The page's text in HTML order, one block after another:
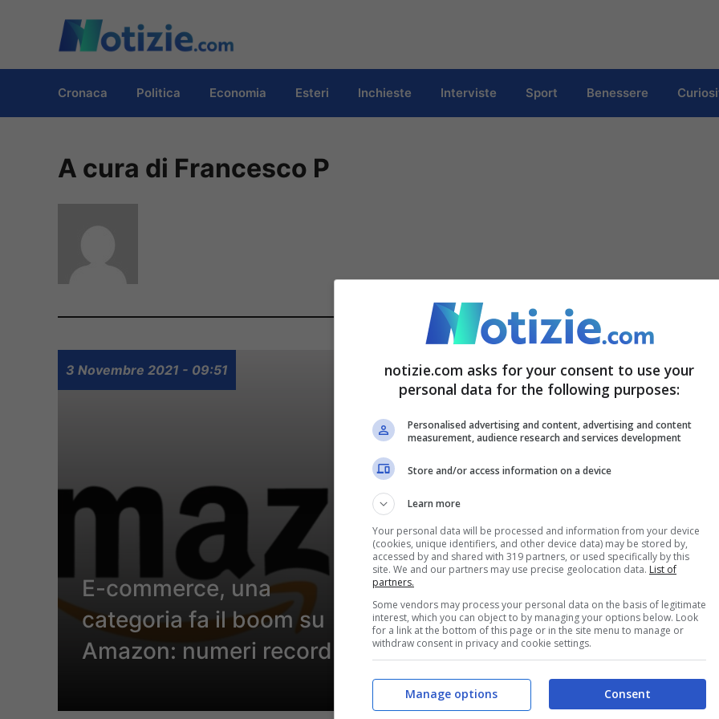
contenuto
Cronaca Politica Economia Esteri Inchieste Interviste Sport Benessere
A cura di Francesco P
3 Novembre 2021 - 09:51
E-commerce, una
categoria fa il boom su
Amazon: numeri record
3 Novembre 2021 - 09:11
“Ho il cuore spezzato”:
Céline Dion sta male e
annuncia lo stop
notizie.com asks for your consent to use your
personal data for the following purposes:
Personalised advertising and content, advertising and content
measurement, audience research and services development
Store and/or access information on a device
Learn more
Your personal data will be processed and information from your device
(cookies, unique identifiers, and other device data) may be stored by,
accessed by and shared with 319 partners, or used specifically by this
site. We and our partners may use precise geolocation data. List of
partners.
Some vendors may process your personal data on the basis of legitimate
interest, which you can object to by managing your options below. Look
for a link at the bottom of this page or in the site menu to manage or
withdraw consent in privacy and cookie settings.
Consent
Manage options